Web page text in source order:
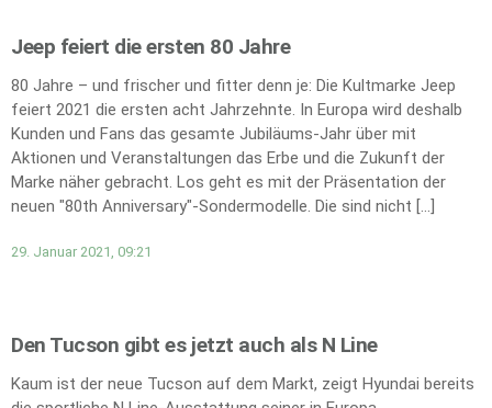
Jeep feiert die ersten 80 Jahre
80 Jahre – und frischer und fitter denn je: Die Kultmarke Jeep
feiert 2021 die ersten acht Jahrzehnte. In Europa wird deshalb
Kunden und Fans das gesamte Jubiläums-Jahr über mit
Aktionen und Veranstaltungen das Erbe und die Zukunft der
Marke näher gebracht. Los geht es mit der Präsentation der
neuen "80th Anniversary"-Sondermodelle. Die sind nicht […]
29. Januar 2021, 09:21
Den Tucson gibt es jetzt auch als N Line
Kaum ist der neue Tucson auf dem Markt, zeigt Hyundai bereits